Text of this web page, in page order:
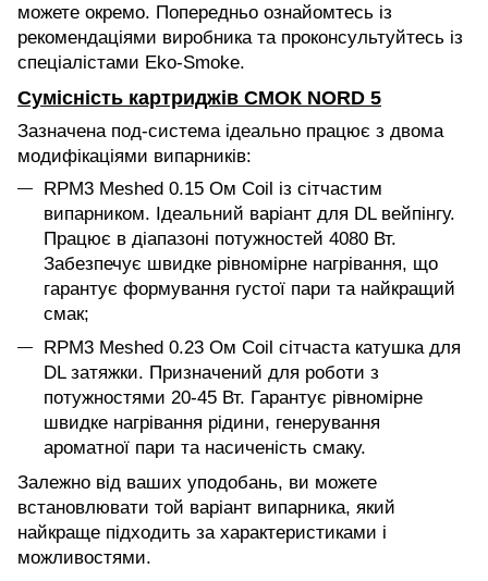
можете окремо. Попередньо ознайомтесь із
рекомендаціями виробника та проконсультуйтесь із
спеціалістами Eko-Smoke.
Сумісність картриджів СМОК NORD 5
Зазначена под-система ідеально працює з двома
модифікаціями випарників:
RPM3 Meshed 0.15 Ом Coil із сітчастим
випарником. Ідеальний варіант для DL вейпінгу.
Працює в діапазоні потужностей 4080 Вт.
Забезпечує швидке рівномірне нагрівання, що
гарантує формування густої пари та найкращий
смак;
RPM3 Meshed 0.23 Ом Coil сітчаста катушка для
DL затяжки. Призначений для роботи з
потужностями 20-45 Вт. Гарантує рівномірне
швидке нагрівання рідини, генерування
ароматної пари та насиченість смаку.
Залежно від ваших уподобань, ви можете
встановлювати той варіант випарника, який
найкраще підходить за характеристиками і
можливостями.